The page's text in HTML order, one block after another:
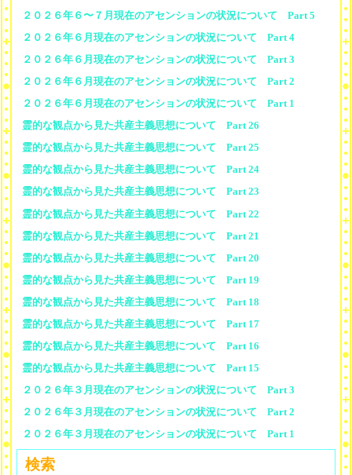
２０２６年６〜７月現在のアセンションの状況について Part 5
２０２６年６月現在のアセンションの状況について Part 4
２０２６年６月現在のアセンションの状況について Part 3
２０２６年６月現在のアセンションの状況について Part 2
２０２６年６月現在のアセンションの状況について Part 1
霊的な観点から見た共産主義思想について Part 26
霊的な観点から見た共産主義思想について Part 25
霊的な観点から見た共産主義思想について Part 24
霊的な観点から見た共産主義思想について Part 23
霊的な観点から見た共産主義思想について Part 22
霊的な観点から見た共産主義思想について Part 21
霊的な観点から見た共産主義思想について Part 20
霊的な観点から見た共産主義思想について Part 19
霊的な観点から見た共産主義思想について Part 18
霊的な観点から見た共産主義思想について Part 17
霊的な観点から見た共産主義思想について Part 16
霊的な観点から見た共産主義思想について Part 15
２０２６年３月現在のアセンションの状況について Part 3
２０２６年３月現在のアセンションの状況について Part 2
２０２６年３月現在のアセンションの状況について Part 1
検索